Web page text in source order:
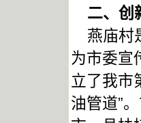
二、 创
燕庙村
为市委宣
立了我市
油管道”